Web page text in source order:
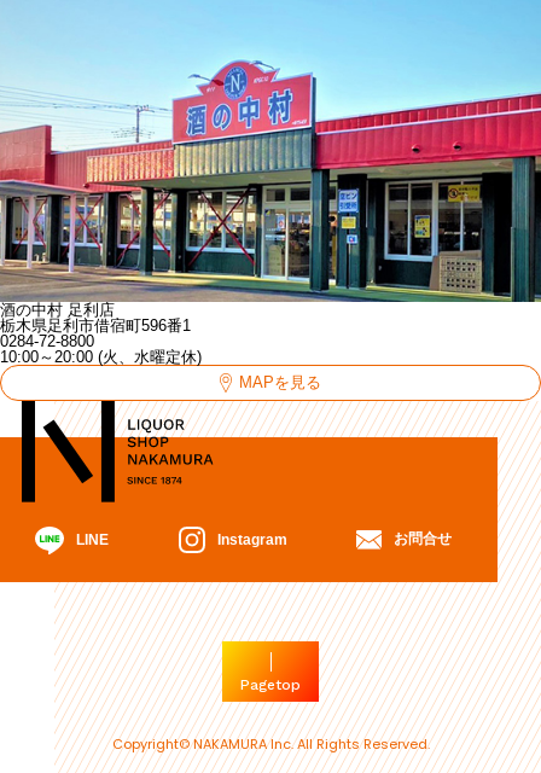
酒の中村 足利店
栃木県足利市借宿町596番1
0284-72-8800
10:00～20:00 (火、水曜定休)
MAPを見る
LINE Instagram お問合せ
Pagetop
Copyright© NAKAMURA Inc. All Rights Reserved.